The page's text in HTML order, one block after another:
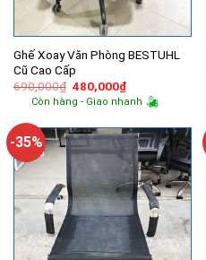
Ghế Xoay Văn Phòng BESTUHL
Cũ Cao Cấp
690,000₫ Giá
gốc
là:
480,000₫Giá
hiện
tại
480,000₫.
Còn hàng - Giao nhanh
-35%